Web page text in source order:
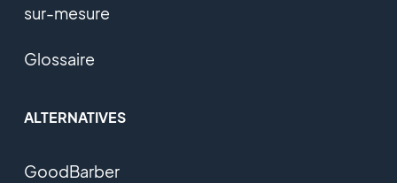
sur-mesure
Glossaire
ALTERNATIVES
GoodBarber